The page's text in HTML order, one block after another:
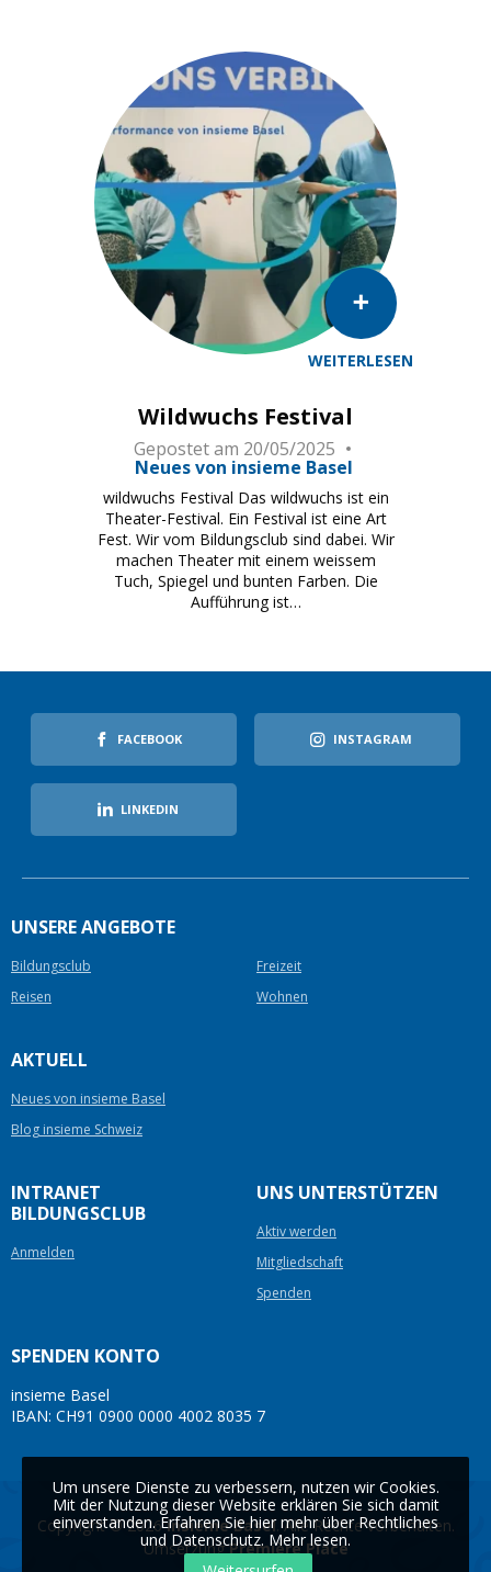
WEITERLESEN
Wildwuchs Festival
Gepostet am 20/05/2025
Neues von insieme Basel
wildwuchs Festival Das wildwuchs ist ein
Theater-Festival. Ein Festival ist eine Art
Fest. Wir vom Bildungsclub sind dabei. Wir
machen Theater mit einem weissem
Tuch, Spiegel und bunten Farben. Die
Aufführung ist…
FACEBOOK INSTAGRAM
LINKEDIN
UNSERE ANGEBOTE
Bildungsclub
Freizeit
Reisen
Wohnen
AKTUELL
Neues von insieme Basel
Blog insieme Schweiz
INTRANET
BILDUNGSCLUB
Anmelden
UNS UNTERSTÜTZEN
Aktiv werden
Mitgliedschaft
Spenden
SPENDEN KONTO
insieme Basel
IBAN: CH91 0900 0000 4002 8035 7
Copyright © 2026insieme Basel. Alle Rechte vorbehalten.
Umsetzung Première Place
Um unsere Dienste zu verbessern, nutzen wir Cookies.
Mit der Nutzung dieser Website erklären Sie sich damit
einverstanden. Erfahren Sie hier mehr über Rechtliches
und Datenschutz. Mehr lesen.